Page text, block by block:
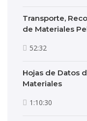
Transporte,
de Materiales
52:32
Hojas de Datos
Materiales
1:10:30